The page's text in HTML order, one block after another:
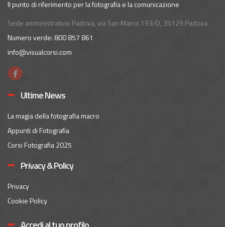
Il punto di riferimento per la fotografia e la comunicazione
Sede amministrativa: Padova, via San Marco 193/D, 35129 Padova
Numero verde: 800 857 861
info@visualcorsi.com
Ultime News
La magia della fotografia macro
Appunti di Fotografia
Corsi Fotografia 2025
Privacy & Policy
Privacy
Cookie Policy